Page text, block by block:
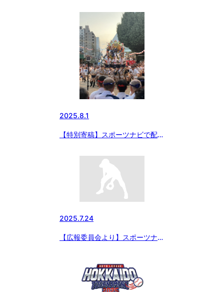
回日本少年野球選手権大会」開幕
記事掲載
2025.8.1
【特別寄稿】スポーツナビで配
マンシップ 受け継いだ日本の心
2025.7.24
【広報委員会より】スポーツナビ
ーリー夏草の賦2025」 第3回 三
田ボーイズ（兵庫県西支部）